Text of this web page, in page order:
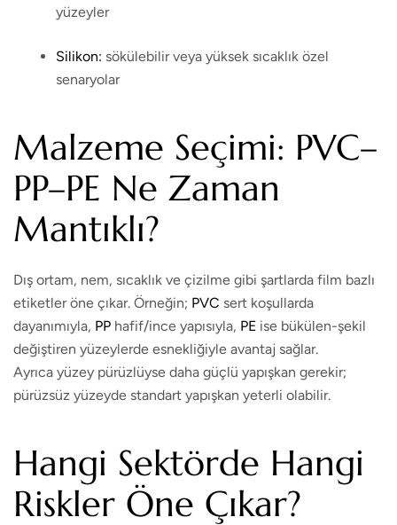
yüzeyler
Silikon: sökülebilir veya yüksek sıcaklık özel
senaryolar
Malzeme Seçimi: PVC–
PP–PE Ne Zaman
Mantıklı?
Dış ortam, nem, sıcaklık ve çizilme gibi şartlarda film bazlı
etiketler öne çıkar. Örneğin; PVC sert koşullarda
dayanımıyla, PP hafif/ince yapısıyla, PE ise bükülen-şekil
değiştiren yüzeylerde esnekliğiyle avantaj sağlar.
Ayrıca yüzey pürüzlüyse daha güçlü yapışkan gerekir;
pürüzsüz yüzeyde standart yapışkan yeterli olabilir.
Hangi Sektörde Hangi
Riskler Öne Çıkar?